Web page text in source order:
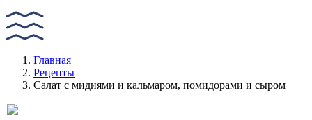
Главная
Рецепты
Салат с мидиями и кальмаром, помидорами и сыром